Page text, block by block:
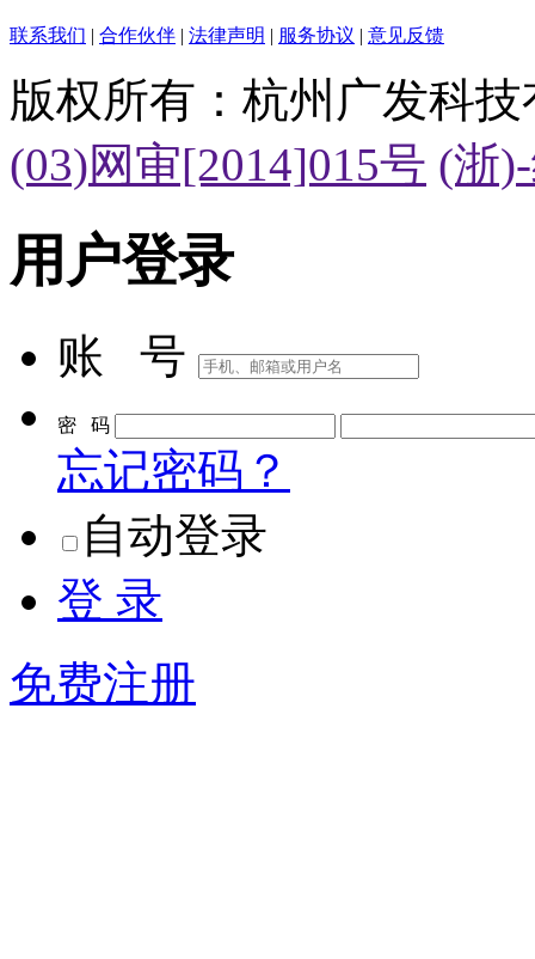
联系我们 | 合作伙伴 | 法律声明 | 服务协议 | 意见反馈
版权所有：杭州广发科
(03)网审[2014]015号 (浙
用户登录
账 号
密 码
忘记密码？
自动登录
登 录
免费注册